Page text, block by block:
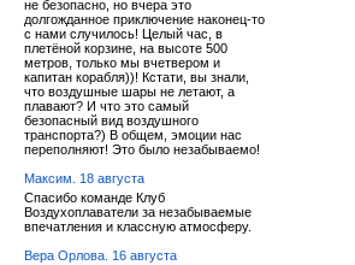
не безопасно, но вчера это
долгожданное приключение наконец-то
с нами случилось! Целый час, в
плетёной корзине, на высоте 500
метров, только мы вчетвером и
капитан корабля))! Кстати, вы знали,
что воздушные шары не летают, а
плавают? И что это самый
безопасный вид воздушного
транспорта?) В общем, эмоции нас
переполняют! Это было незабываемо!
Максим. 18 августа
Спасибо команде Клуб
Воздухоплаватели за незабываемые
впечатления и классную атмосферу.
Вера Орлова. 16 августа